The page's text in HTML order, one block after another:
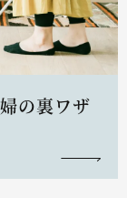
の裏ワザ